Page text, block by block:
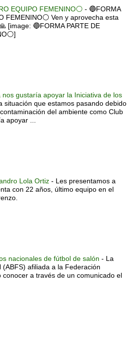
EQUIPO FEMENINO⚪ - 🔵FORMA
FEMENINO⚪ Ven y aprovecha esta
[image: 🔵FORMA PARTE DE
gustaría apoyar la Iniciativa de los
situación que estamos pasando debido
del ambiente como Club
apoyar ...
Lola Ortiz - Les presentamos a
con 22 años, último equipo en el
nacionales de fútbol de salón - La
afiliada a la Federación
a través de un comunicado el